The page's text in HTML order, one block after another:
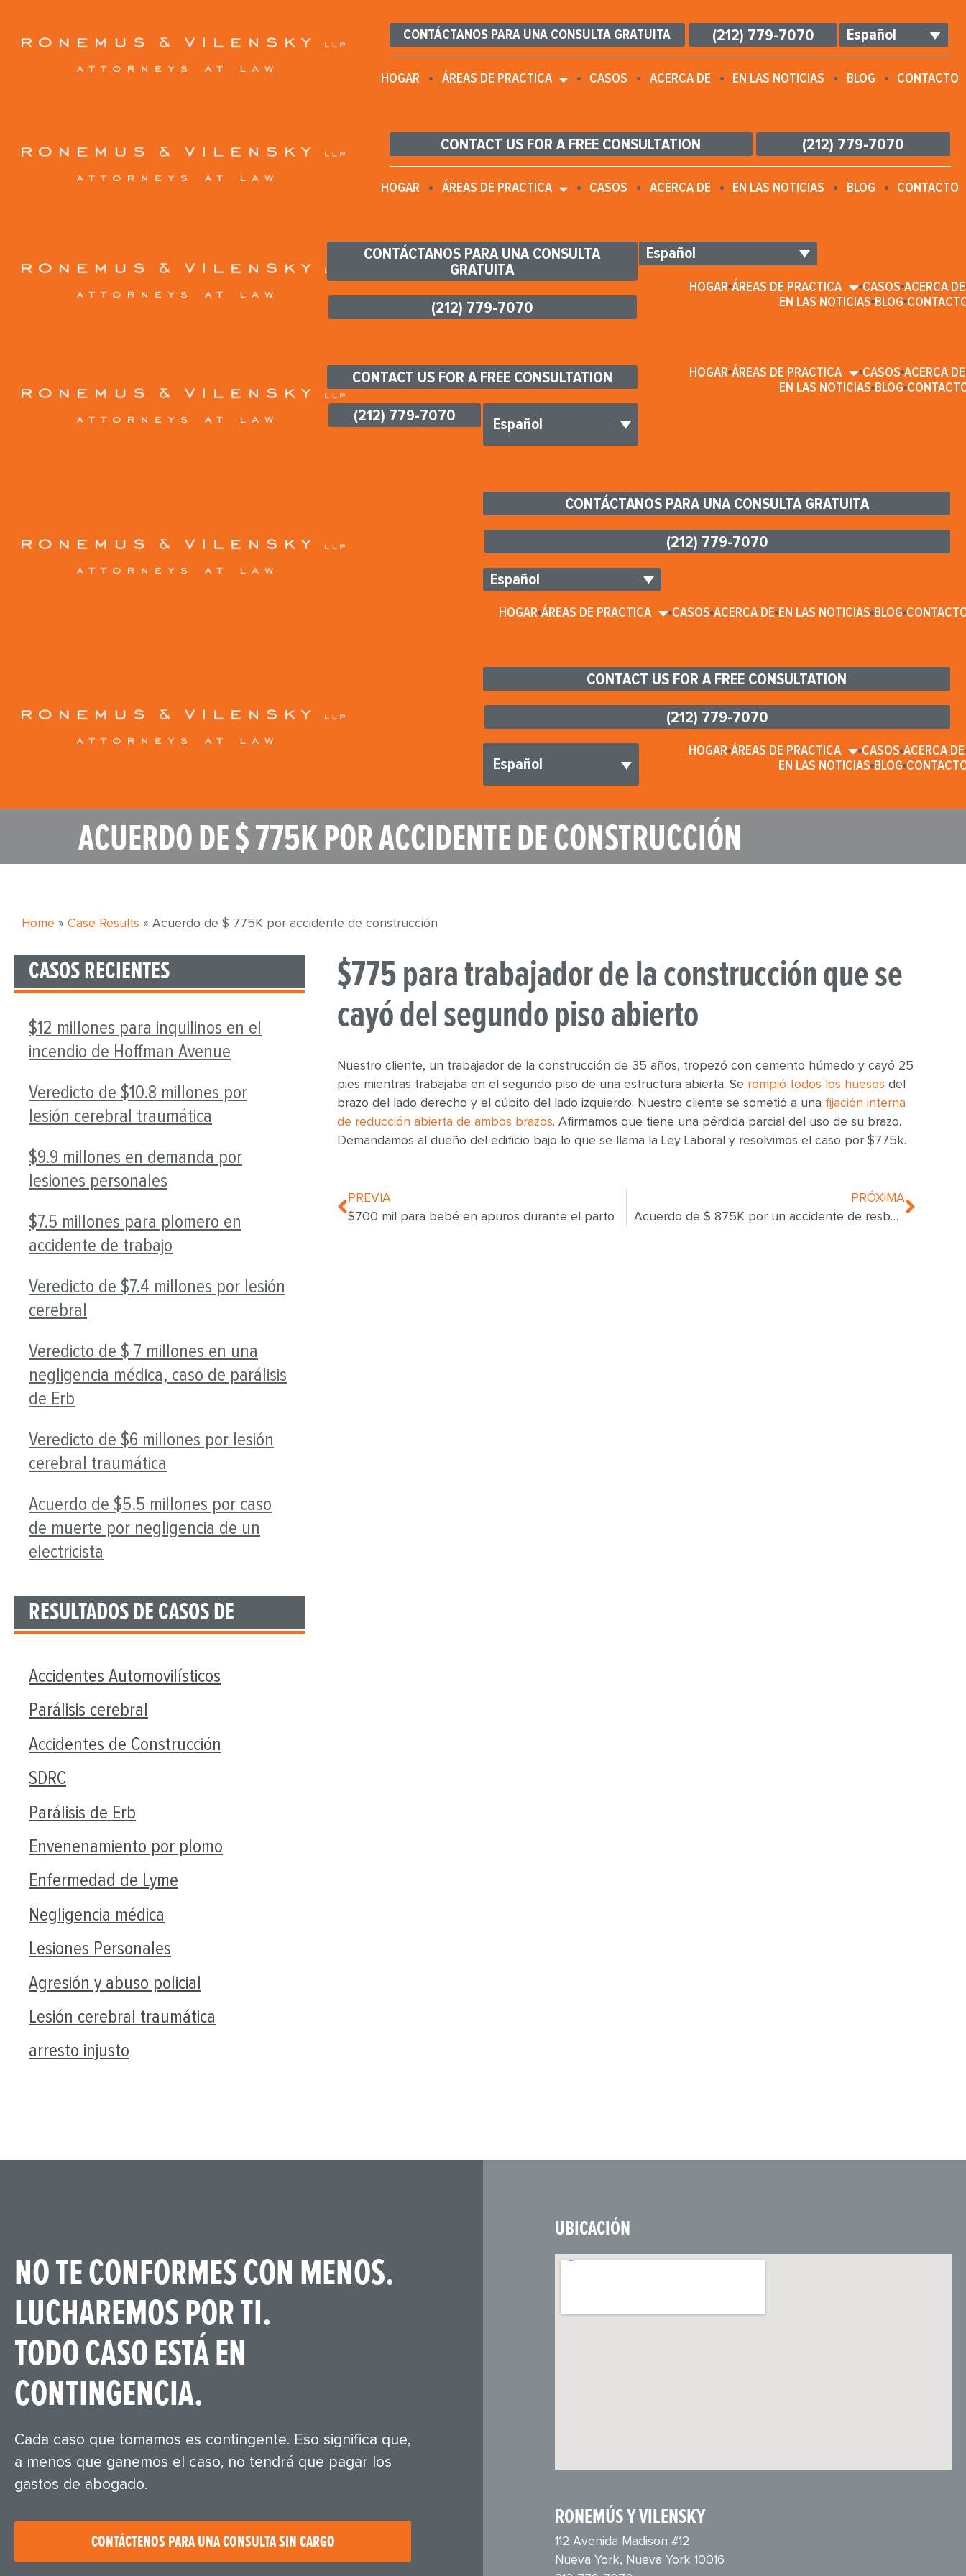
CONTÁCTANOS PARA UNA CONSULTA GRATUITA (212) 779-7070 Español
HOGAR ÁREAS DE PRACTICA CASOS ACERCA DE EN LAS NOTICIAS BLOG CONTACTO
CONTACT US FOR A FREE CONSULTATION (212) 779-7070
HOGAR ÁREAS DE PRACTICA CASOS ACERCA DE EN LAS NOTICIAS BLOG CONTACTO
CONTÁCTANOS PARA UNA CONSULTA
GRATUITA
(212) 779-7070
Español
HOGAR ÁREAS DE PRACTICA CASOS ACERCA DE
EN LAS NOTICIAS BLOG
CONTACT US FOR A FREE CONSULTATION
(212) 779-7070
Español
HOGAR ÁREAS DE PRACTICA CASOS ACERCA DE
EN LAS NOTICIAS BLOG
CONTÁCTANOS PARA UNA CONSULTA GRATUITA
(212) 779-7070
Español
HOGAR ÁREAS DE PRACTICA CASOS ACERCA DE EN LAS NOTICIAS BLOG
CONTACT US FOR A FREE CONSULTATION
(212) 779-7070
Español
HOGAR ÁREAS DE PRACTICA CASOS ACERCA DE
EN LAS NOTICIAS BLOG
ACUERDO DE $ 775K POR ACCIDENTE DE CONSTRUCCIÓN
Home » Case Results » Acuerdo de $ 775K por accidente de construcción
CASOS RECIENTES
$12 millones para inquilinos en el
incendio de Hoffman Avenue
Veredicto de $10.8 millones por
lesión cerebral traumática
$9.9 millones en demanda por
lesiones personales
$7.5 millones para plomero en
accidente de trabajo
Veredicto de $7.4 millones por lesión
cerebral
Veredicto de $ 7 millones en una
negligencia médica, caso de parálisis
de Erb
Veredicto de $6 millones por lesión
cerebral traumática
Acuerdo de $5.5 millones por caso
de muerte por negligencia de un
electricista
RESULTADOS DE CASOS DE
Accidentes Automovilísticos
Parálisis cerebral
Accidentes de Construcción
SDRC
Parálisis de Erb
Envenenamiento por plomo
Enfermedad de Lyme
Negligencia médica
Lesiones Personales
Agresión y abuso policial
Lesión cerebral traumática
arresto injusto
$775 para trabajador de la construcción que se
cayó del segundo piso abierto
Nuestro cliente, un trabajador de la construcción de 35 años, tropezó con cemento húmedo y cayó 25
pies mientras trabajaba en el segundo piso de una estructura abierta. Se rompió todos los huesos del
brazo del lado derecho y el cúbito del lado izquierdo. Nuestro cliente se sometió a una fijación interna
de reducción abierta de ambos brazos. Afirmamos que tiene una pérdida parcial del uso de su brazo.
Demandamos al dueño del edificio bajo lo que se llama la Ley Laboral y resolvimos el caso por $775k.
PREVIA
$700 mil para bebé en apuros durante el parto
PRÓXIMA
Acuerdo de $ 875K por un accidente de resbalón y caída
NO TE CONFORMES CON MENOS.
LUCHAREMOS POR TI.
TODO CASO ESTÁ EN
CONTINGENCIA.
Cada caso que tomamos es contingente. Eso significa que,
a menos que ganemos el caso, no tendrá que pagar los
gastos de abogado.
CONTÁCTENOS PARA UNA CONSULTA SIN CARGO
UBICACIÓN
RONEMÚS Y VILENSKY
112 Avenida Madison #12
Nueva York, Nueva York 10016